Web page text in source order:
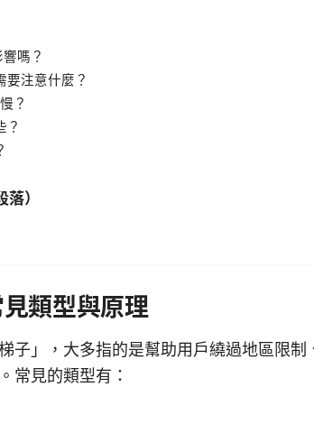
嗎？
要注意什麼？
？
？
）
類型與原理
子」，大多指的是幫助用戶繞過地區限制
常見的類型有：